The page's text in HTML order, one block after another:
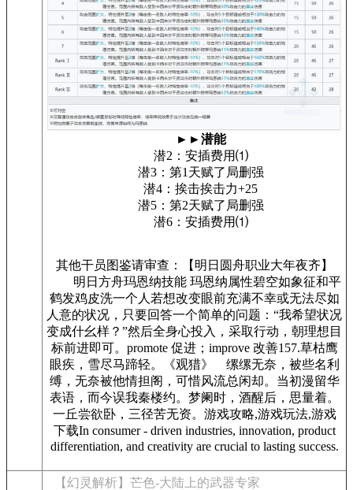
►►潜能
潜2：安插费用⑴
潜3：第1天赋了局删强
潜4：挨击挨击力+25
潜5：第2天赋了局删强
潜6：安插费用⑴
其他干员图鉴请审查：【明日圆舟职业大年夜齐】
明日方舟玛恩纳技能 玛恩纳属性碧空如象征和平
鹤发鸡皮洗一个人若想改变眼前充满不幸或无法尽如
人意的状况，只要回答一个简单的问题：“我希望状况
变成什幺样？”然后全身心投入，采取行动，朝理想目
标前进即可。promote 促进；improve 改善157.草枯鹰
眼疾，雪尽马蹄轻。《观猎》 缧缧无奈，被些名利
缚，无奈被他情担阁，可惜风流总闲却。当初漫留华
表语，而今误我秦楼约。梦阑时，酒醒后，思量着。
一丘尝欲卧，三径苦无资。游戏攻略,游戏玩法,游戏
下载In consumer - driven industries, innovation, product
differentiation, and creativity are crucial to lasting success.
【幻灵解析】芒色-大陆上的武器专家